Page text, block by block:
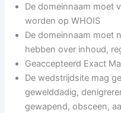
De domeinnaam moet
worden op WHOIS
De domeinnaam moet
hebben over inhoud,
Geaccepteerd Exact
De wedstrijdsite mag
gewelddadig,
gewapend, obsceen,